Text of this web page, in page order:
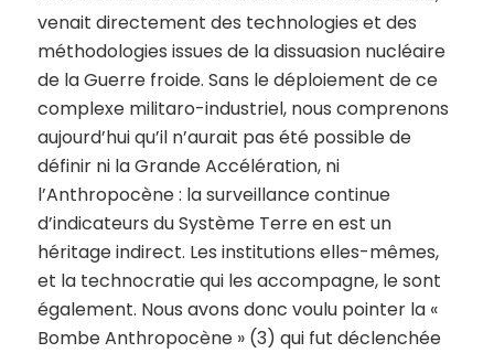
venait directement des technologies et des
méthodologies issues de la dissuasion nucléaire
de la Guerre froide. Sans le déploiement de ce
complexe militaro-industriel, nous comprenons
aujourd’hui qu’il n’aurait pas été possible de
définir ni la Grande Accélération, ni
l’Anthropocène : la surveillance continue
d’indicateurs du Système Terre en est un
héritage indirect. Les institutions elles-mêmes,
et la technocratie qui les accompagne, le sont
également. Nous avons donc voulu pointer la «
Bombe Anthropocène » (3) qui fut déclenchée